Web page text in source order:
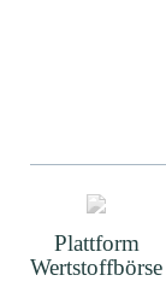
Plattform
Wertstoffbörse